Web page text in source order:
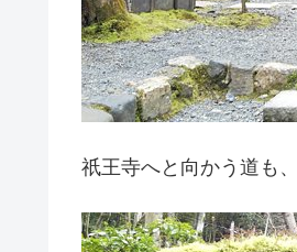
祇王寺へと向かう道も